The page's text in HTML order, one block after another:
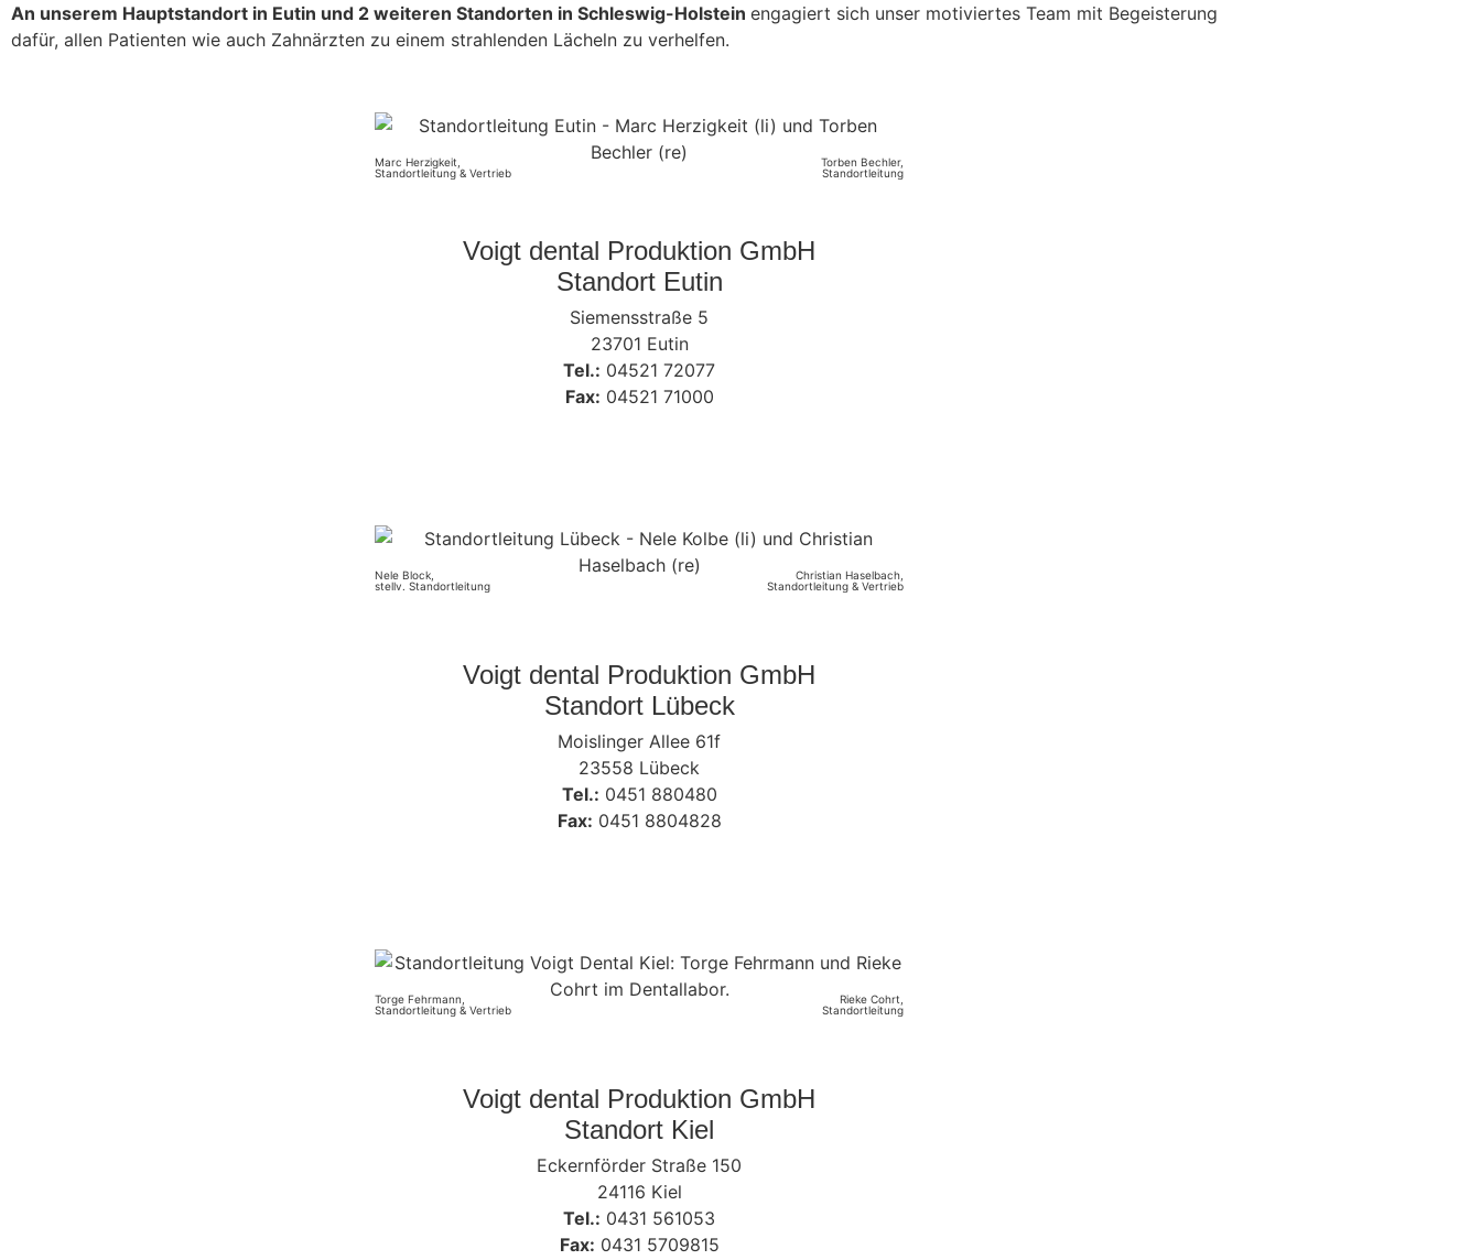
An unserem Hauptstandort in Eutin und 2 weiteren Standorten in Schleswig-Holstein engagiert sich unser motiviertes Team mit Begeisterung
dafür, allen Patienten wie auch Zahnärzten zu einem strahlenden Lächeln zu verhelfen.
Marc Herzigkeit,
Standortleitung & Vertrieb
Torben Bechler,
Standortleitung
Voigt dental Produktion GmbH
Standort Eutin
Siemensstraße 5
23701 Eutin
Tel.: 04521 72077
Fax: 04521 71000
Nele Block,
stellv. Standortleitung
Christian Haselbach,
Standortleitung & Vertrieb
Voigt dental Produktion GmbH
Standort Lübeck
Moislinger Allee 61f
23558 Lübeck
Tel.: 0451 880480
Fax: 0451 8804828
Torge Fehrmann,
Standortleitung & Vertrieb
Rieke Cohrt,
Standortleitung
Voigt dental Produktion GmbH
Standort Kiel
Eckernförder Straße 150
24116 Kiel
Tel.: 0431 561053
Fax: 0431 5709815